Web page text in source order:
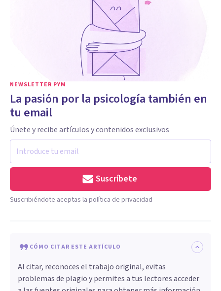
NEWSLETTER PYM
La pasión por la psicología también en
tu email
Únete y recibe artículos y contenidos exclusivos
Suscríbete
Suscribiéndote aceptas la política de privacidad
CÓMO CITAR ESTE ARTÍCULO
Al citar, reconoces el trabajo original, evitas
problemas de plagio y permites a tus lectores acceder